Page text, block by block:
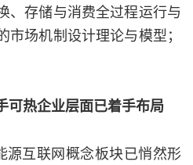
、存储与消费全过程运行与
场机制设计理论与模型；
可热企业层面已着手布局
互联网概念板块已悄然形